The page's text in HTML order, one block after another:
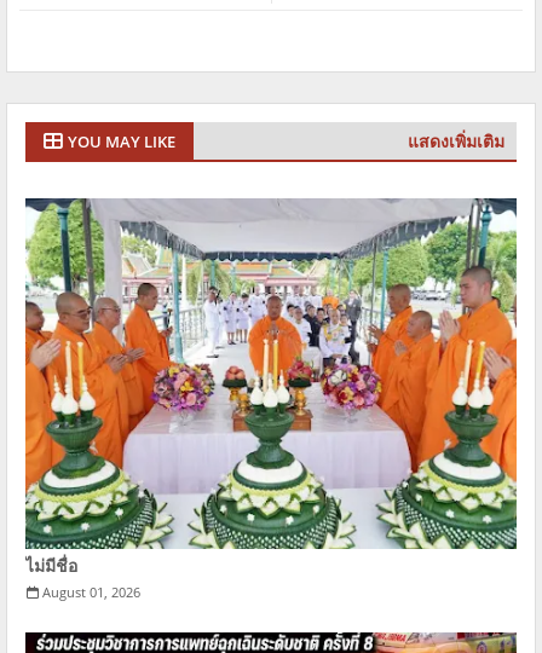
YOU MAY LIKE แสดงเพิ่มเติม
ไม่มีชื่อ
August 01, 2026